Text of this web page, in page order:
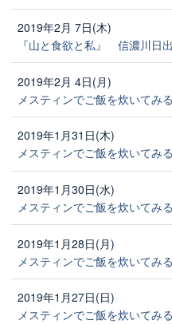
2019年2月 7日(木)
『山と食欲と私』 信濃川日出
2019年2月 4日(月)
メスティンでご飯を炊いてみ
2019年1月31日(木)
メスティンでご飯を炊いてみ
2019年1月30日(水)
メスティンでご飯を炊いてみ
2019年1月28日(月)
メスティンでご飯を炊いてみ
2019年1月27日(日)
メスティンでご飯を炊いてみ